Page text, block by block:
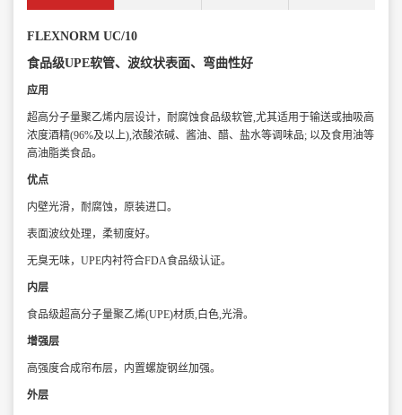
FLEXNORM UC/10
食品级UPE软管、波纹状表面、弯曲性好
应用
超高分子量聚乙烯内层设计，耐腐蚀食品级软管,尤其适用于输送或抽吸高
浓度酒精(96%及以上),浓酸浓碱、酱油、醋、盐水等调味品; 以及食用油等
高油脂类食品。
优点
内壁光滑，耐腐蚀，原装进口。
表面波纹处理，柔韧度好。
无臭无味，UPE内衬符合FDA食品级认证。
内层
食品级超高分子量聚乙烯(UPE)材质,白色,光滑。
增强层
高强度合成帘布层，内置螺旋钢丝加强。
外层